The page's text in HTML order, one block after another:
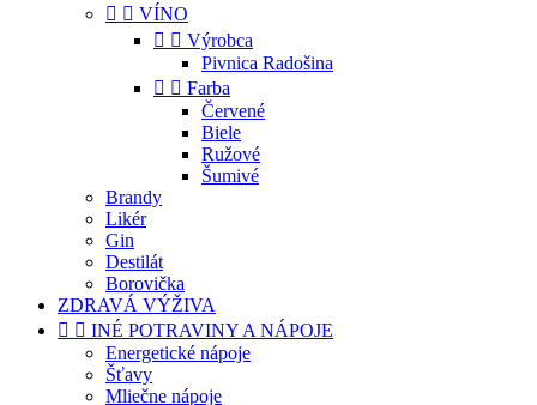
  VÍNO
  Výrobca
Pivnica Radošina
  Farba
Červené
Biele
Ružové
Šumivé
Brandy
Likér
Gin
Destilát
Borovička
ZDRAVÁ VÝŽIVA
  INÉ POTRAVINY A NÁPOJE
Energetické nápoje
Šťavy
Mliečne nápoje